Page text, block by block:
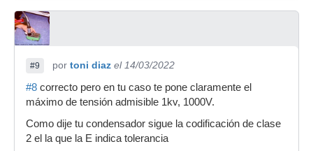
#9 por toni diaz el 14/03/2022
#8 correcto pero en tu caso te pone claramente el
máximo de tensión admisible 1kv, 1000V.
Como dije tu condensador sigue la codificación de clase
2 el la que la E indica tolerancia